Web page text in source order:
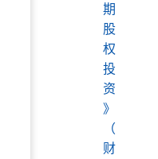
期
股
权
投
资
》
（
财